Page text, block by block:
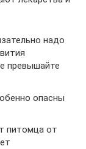
надо
превышайте
опасны
питомца от